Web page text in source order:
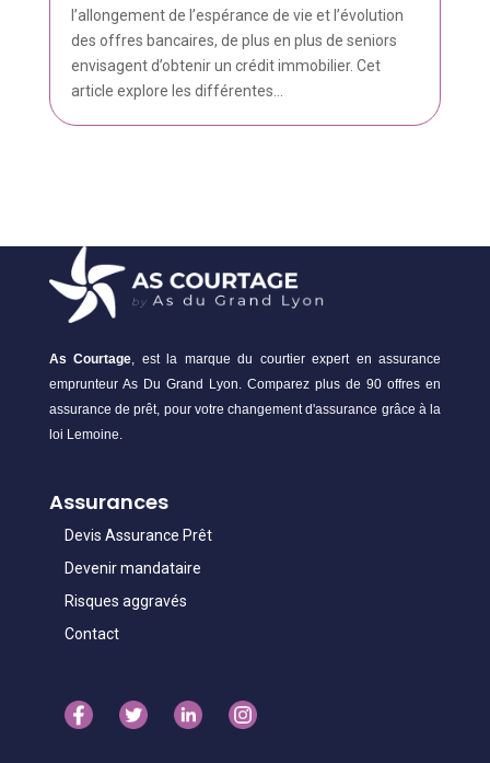
l’allongement de l’espérance de vie et l’évolution
des offres bancaires, de plus en plus de seniors
envisagent d’obtenir un crédit immobilier. Cet
article explore les différentes...
As Courtage, est la marque du courtier expert en assurance
emprunteur As Du Grand Lyon. Comparez plus de 90 offres en
assurance de prêt, pour votre changement d'assurance grâce à la
loi Lemoine.
Assurances
Devis Assurance Prêt
Devenir mandataire
Risques aggravés
Contact